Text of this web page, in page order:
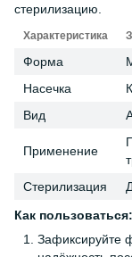
стерилизацию.
Характеристика
Форма
Насечка
Вид
Применение
Стерилизация
Как пользоваться:
Зафиксируйте